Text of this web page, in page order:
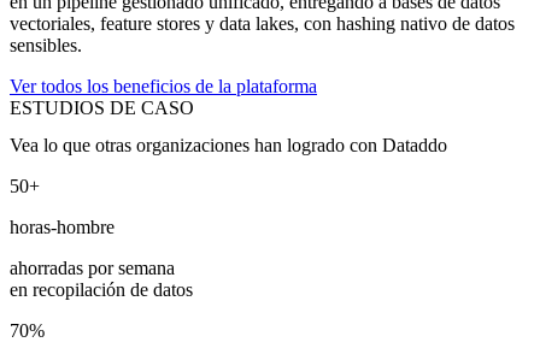
vectoriales, feature stores y data lakes, con hashing nativo de datos
sensibles.
Ver todos los beneficios de la plataforma
ESTUDIOS DE CASO
Vea lo que otras organizaciones han logrado con Dataddo
50+
horas-hombre
ahorradas por semana
en recopilación de datos
70%